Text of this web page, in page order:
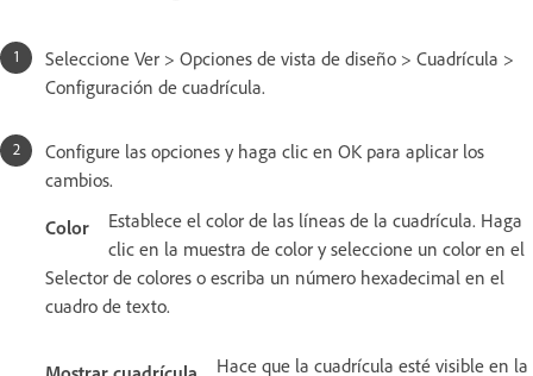
Seleccione Ver > Opciones de vista de diseño > Cuadrícula >
Configuración de cuadrícula.
Configure las opciones y haga clic en OK para aplicar los
cambios.
Color
Establece el color de las líneas de la cuadrícula. Haga
clic en la muestra de color y seleccione un color en el
Selector de colores o escriba un número hexadecimal en el
cuadro de texto.
Hace que la cuadrícula esté visible en la